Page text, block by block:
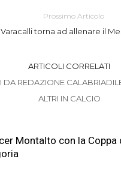
Prossimo Articolo
Varacalli torna ad allenare il
ARTICOLI CORRELATI
DA REDAZIONE
ALTRI IN CALCIO
Montalto con la Coppa